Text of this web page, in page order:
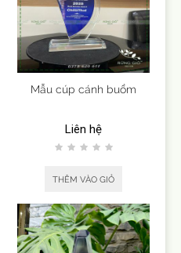
Mẫu cúp cánh buồm
Liên hệ
THÊM VÀO GIỎ